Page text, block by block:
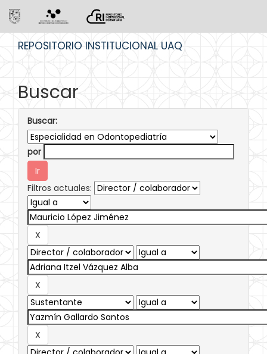
REPOSITORIO INSTITUCIONAL UAQ
Buscar
Buscar:
por
Filtros actuales: